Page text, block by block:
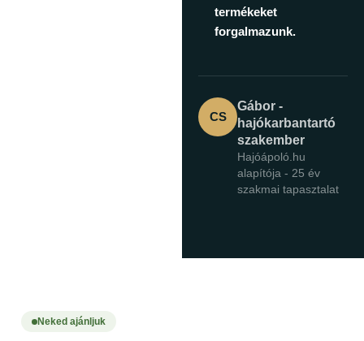
termékeket
forgalmazunk.
CS
Gábor -
hajókarbantartó
szakember
Hajóápoló.hu
alapítója - 25 év
szakmai tapasztalat
Neked ajánljuk